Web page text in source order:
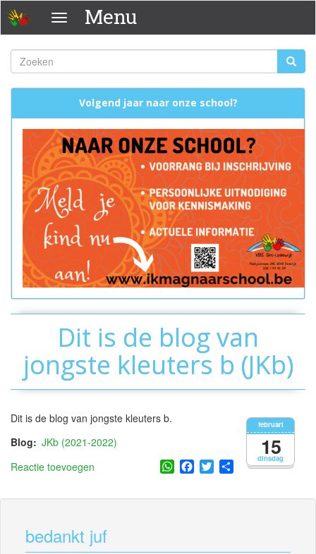
Overslaan
en
naar
de
inhoud
gaan
Menu Menu
Zoekveld
Zoeken
Volgend jaar naar onze school?
Dit is de blog van
jongste kleuters b (JKb)
dinsdag
februari
15
Dit is de blog van jongste kleuters b.
Blog
JKb (2021-2022)
Reactie toevoegen
WhatsApp
Facebook
Twitter Share
bedankt juf